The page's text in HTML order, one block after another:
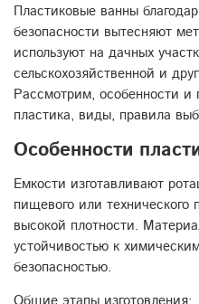
Пластиковые ванны
безопасности вытесняют
используют на дачных
сельскохозяйственной и
Рассмотрим, особенности
пластика, виды, правила
Особенности
Емкости изготавливают
пищевого или технического
высокой плотности.
устойчивостью к
безопасностью.